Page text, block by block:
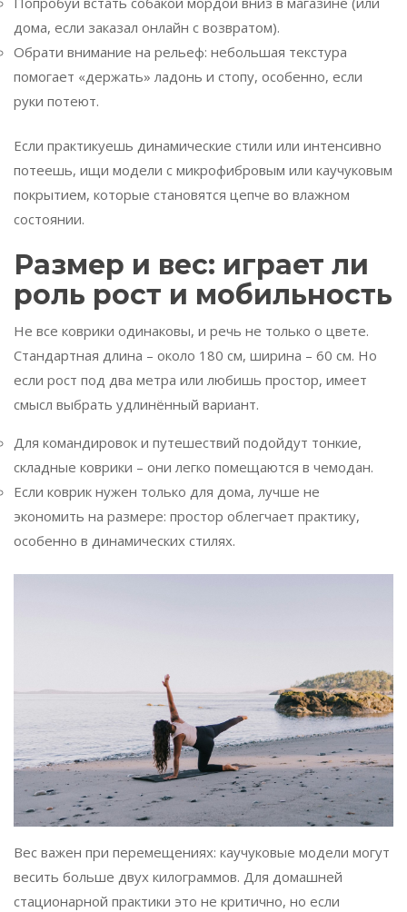
дома, если заказал онлайн с возвратом).
Обрати внимание на рельеф: небольшая текстура
помогает «держать» ладонь и стопу, особенно, если
руки потеют.
Если практикуешь динамические стили или интенсивно
потеешь, ищи модели с микрофибровым или каучуковым
покрытием, которые становятся цепче во влажном
состоянии.
Размер и вес: играет ли
роль рост и мобильность
Не все коврики одинаковы, и речь не только о цвете.
Стандартная длина – около 180 см, ширина – 60 см. Но
если рост под два метра или любишь простор, имеет
смысл выбрать удлинённый вариант.
Для командировок и путешествий подойдут тонкие,
складные коврики – они легко помещаются в чемодан.
Если коврик нужен только для дома, лучше не
экономить на размере: простор облегчает практику,
особенно в динамических стилях.
Вес важен при перемещениях: каучуковые модели могут
весить больше двух килограммов. Для домашней
стационарной практики это не критично, но если